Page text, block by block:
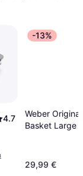
4.7
-13%
Weber Original
Basket Large
29,99 €